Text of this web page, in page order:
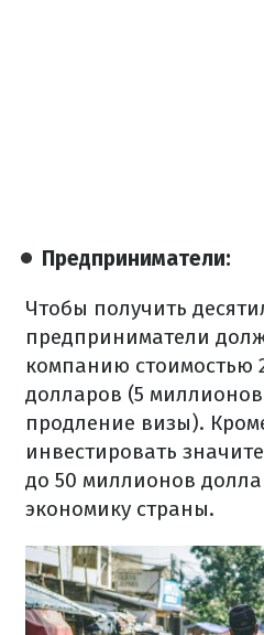
Предприниматели:
Чтобы получить
предприниматели
компанию стоимостью
долларов (5
продление визы).
инвестировать
до 50 миллионов
экономику страны.